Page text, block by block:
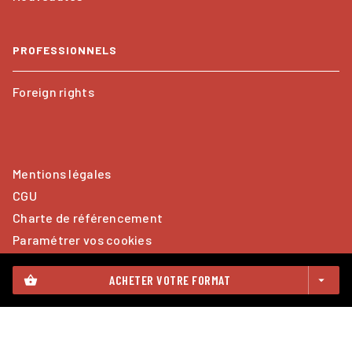
shopping_basket ACHETER VOTRE FORMAT arrow_drop_down
PROFESSIONNELS
Foreign rights
Mentions légales
CGU
Charte de référencement
Paramétrer vos cookies